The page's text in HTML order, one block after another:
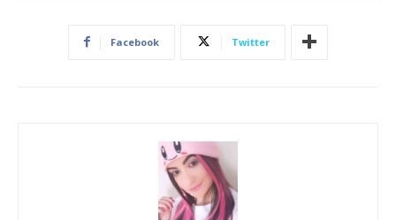
Facebook Twitter